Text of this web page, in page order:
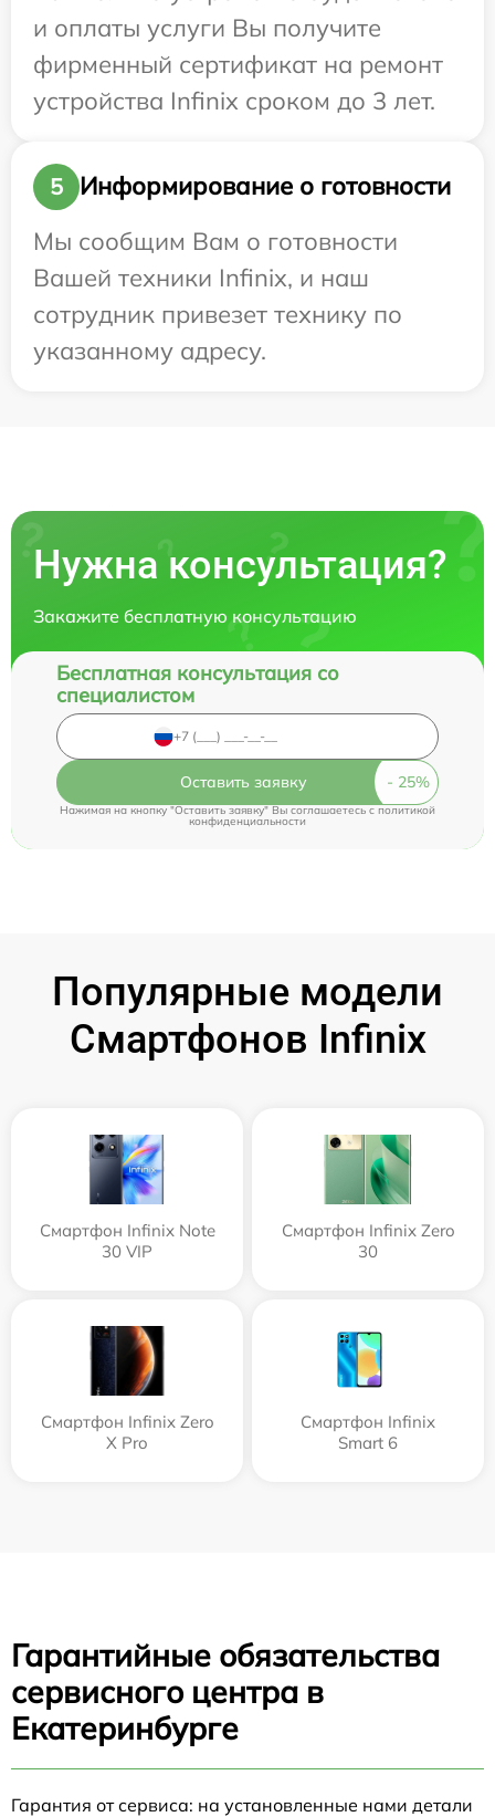
и оплаты услуги Вы получите
фирменный сертификат на ремонт
устройства Infinix сроком до 3 лет.
5
Информирование о готовности
Мы сообщим Вам о готовности
Вашей техники Infinix, и наш
сотрудник привезет технику по
указанному адресу.
Нужна консультация?
Закажите бесплатную консультацию
Бесплатная консультация со
специалистом
Оставить заявку
Нажимая на кнопку "Оставить заявку" Вы соглашаетесь cполитикой
конфиденциальности
Популярные модели
Смартфонов Infinix
Смартфон Infinix Note
30 VIP
Смартфон Infinix Zero
30
Смартфон Infinix Zero
X Pro
Смартфон Infinix
Smart 6
Гарантийные обязательства
сервисного центра в
Екатеринбурге
Гарантия от сервиса: на установленные нами детали